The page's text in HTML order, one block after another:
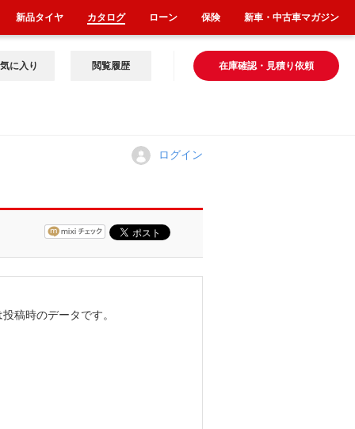
在庫確認・見積り依頼
に入り 閲覧履歴
ログイン
稿時のデータです。
新品タイヤ カタログ ローン 保険 新車・中古車マガジン